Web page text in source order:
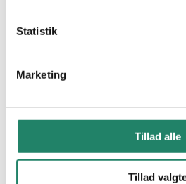
Statistik
Marketing
Tillad alle
Tillad
Ofte Stillede
Kontakt os
Om V.Meyer
E-mail:
Nyttige links
Tegltagsten